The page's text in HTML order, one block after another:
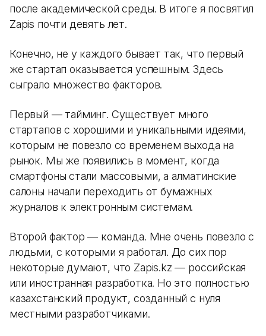
после академической среды. В итоге я посвятил
Zapis почти девять лет.
Конечно, не у каждого бывает так, что первый
же стартап оказывается успешным. Здесь
сыграло множество факторов.
Первый — тайминг. Существует много
стартапов с хорошими и уникальными идеями,
которым не повезло со временем выхода на
рынок. Мы же появились в момент, когда
смартфоны стали массовыми, а алматинские
салоны начали переходить от бумажных
журналов к электронным системам.
Второй фактор — команда. Мне очень повезло с
людьми, с которыми я работал. До сих пор
некоторые думают, что Zapis.kz — российская
или иностранная разработка. Но это полностью
казахстанский продукт, созданный с нуля
местными разработчиками.